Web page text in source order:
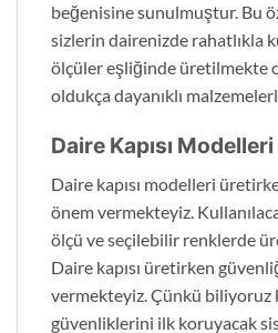
beğenisine sunulmuştur. Bu
sizlerin dairenizde rahatlıkla
ölçüler eşliğinde üretilmekte
oldukça dayanıklı
Daire Kapısı Modelleri
Daire kapısı modelleri
önem vermekteyiz.
ölçü ve seçilebilir renklerde
Daire kapısı üretirken
vermekteyiz. Çünkü biliyoruz
güvenliklerini ilk koruyacak